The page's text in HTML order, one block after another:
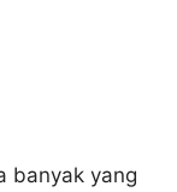
banyak yang